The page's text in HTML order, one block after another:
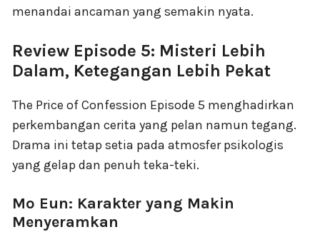
menandai ancaman yang semakin nyata.
Review Episode 5: Misteri Lebih
Dalam, Ketegangan Lebih Pekat
The Price of Confession Episode 5 menghadirkan
perkembangan cerita yang pelan namun tegang.
Drama ini tetap setia pada atmosfer psikologis
yang gelap dan penuh teka-teki.
Mo Eun: Karakter yang Makin
Menyeramkan